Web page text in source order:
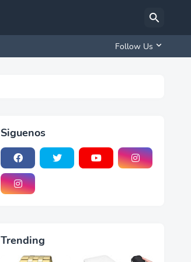
Follow Us
Siguenos
Trending